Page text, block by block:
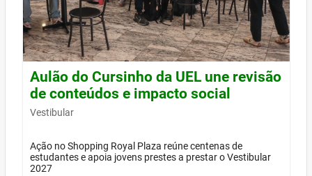
Aulão do Cursinho da UEL une revisão
de conteúdos e impacto social
Vestibular
Ação no Shopping Royal Plaza reúne centenas de
estudantes e apoia jovens prestes a prestar o Vestibular
2027